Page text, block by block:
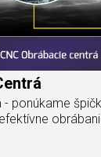
ponúkame